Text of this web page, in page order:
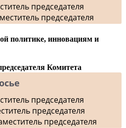
председателя
председателя
политике, инновациям и
Комитета
председателя
председателя
председателя